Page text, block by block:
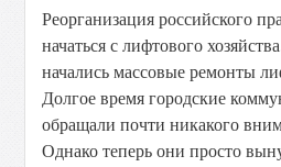
Реорганизация российского
начаться с лифтового
начались массовые ремонты
Долгое время городские
обращали почти никакого
Однако теперь они просто